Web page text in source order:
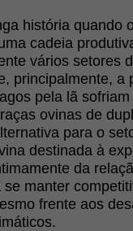
história quando
cadeia
vários setores
principalmente, a
pela lã
ovinas de
para o
destinada à
da
se manter
frente aos